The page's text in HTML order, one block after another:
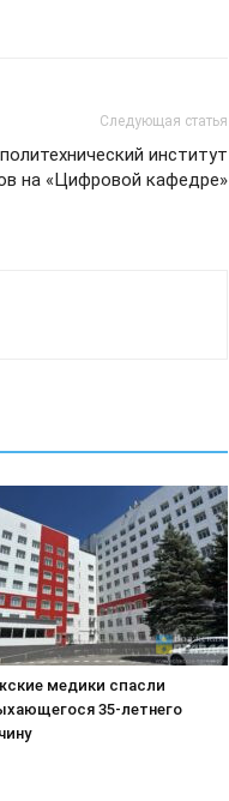
Следующая статья
институт
на «Цифровой кафедре»
медики спасли
35-летнего